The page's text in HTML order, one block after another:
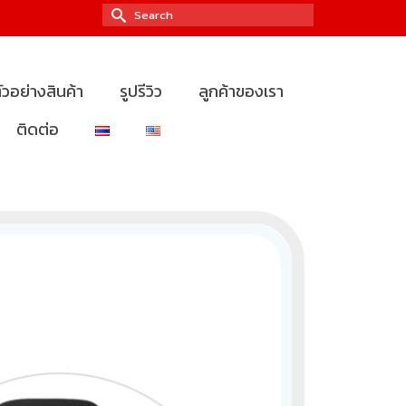
Search
for:
อย่างสินค้า รูปรีวิว
ลูกค้าของเรา
ติดต่อ